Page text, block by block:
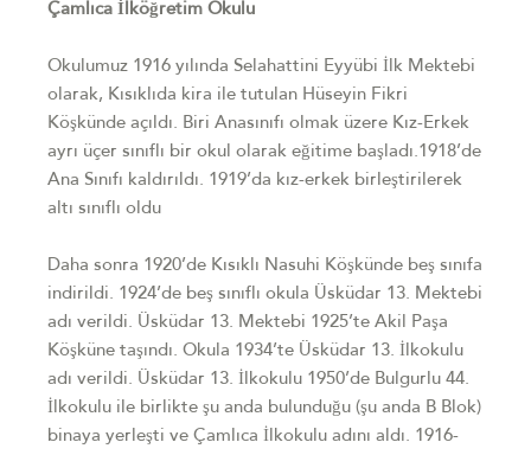
Çamlıca İlköğretim Okulu
Okulumuz 1916 yılında Selahattini Eyyübi İlk Mektebi
olarak, Kısıklıda kira ile tutulan Hüseyin Fikri
Köşkünde açıldı. Biri Anasınıfı olmak üzere Kız-Erkek
ayrı üçer sınıflı bir okul olarak eğitime başladı.1918’de
Ana Sınıfı kaldırıldı. 1919’da kız-erkek birleştirilerek
altı sınıflı oldu
Daha sonra 1920’de Kısıklı Nasuhi Köşkünde beş sınıfa
indirildi. 1924’de beş sınıflı okula Üsküdar 13. Mektebi
adı verildi. Üsküdar 13. Mektebi 1925’te Akil Paşa
Köşküne taşındı. Okula 1934’te Üsküdar 13. İlkokulu
adı verildi. Üsküdar 13. İlkokulu 1950’de Bulgurlu 44.
İlkokulu ile birlikte şu anda bulunduğu (şu anda B Blok)
binaya yerleşti ve Çamlıca İlkokulu adını aldı. 1916-